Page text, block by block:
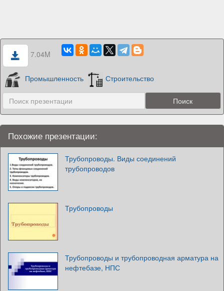
7.04M
Промышленность Строительство
Похожие презентации:
Трубопроводы. Виды соединений
трубопроводов
Трубопроводы
Трубопроводы и трубопроводная арматура на
нефтебазе, НПС